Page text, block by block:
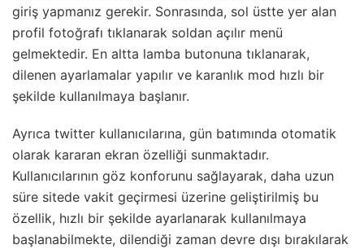
giriş yapmanız gerekir. Sonrasında, sol üstte yer alan
profil fotoğrafı tıklanarak soldan açılır menü
gelmektedir. En altta lamba butonuna tıklanarak,
dilenen ayarlamalar yapılır ve karanlık mod hızlı bir
şekilde kullanılmaya başlanır.
Ayrıca twitter kullanıcılarına, gün batımında otomatik
olarak kararan ekran özelliği sunmaktadır.
Kullanıcılarının göz konforunu sağlayarak, daha uzun
süre sitede vakit geçirmesi üzerine geliştirilmiş bu
özellik, hızlı bir şekilde ayarlanarak kullanılmaya
başlanabilmekte, dilendiği zaman devre dışı bırakılarak